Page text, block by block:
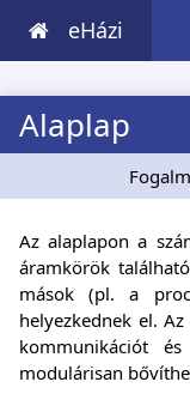
eHázi
Alaplap
Az alaplapon a
áramkörök
mások (pl. a
helyezkednek el.
kommunikációt
modulárisan